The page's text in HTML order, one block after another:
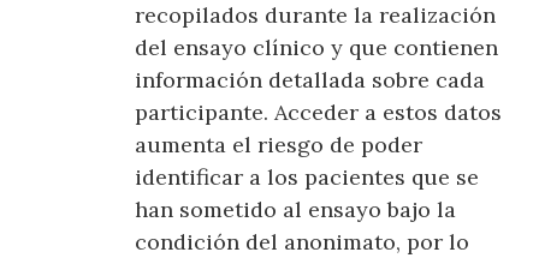
recopilados durante la realización
del ensayo clínico y que contienen
información detallada sobre cada
participante. Acceder a estos datos
aumenta el riesgo de poder
identificar a los pacientes que se
han sometido al ensayo bajo la
condición del anonimato, por lo